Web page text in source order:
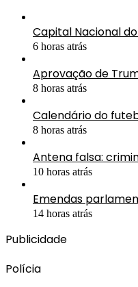
Capital Nacional
6 horas atrás
Aprovação de
8 horas atrás
Calendário do
8 horas atrás
Antena falsa:
10 horas atrás
Emendas
14 horas atrás
Publicidade
Polícia